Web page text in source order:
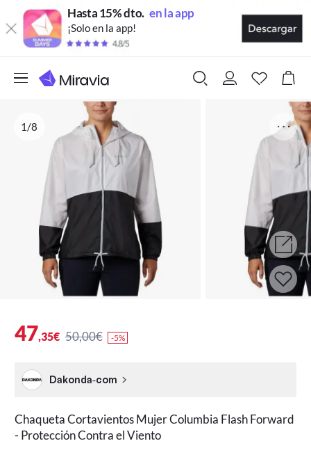
Hasta 15% dto. en la app
¡Solo en la app!
1/8
47,35€ 50,00€ -5%
Dakonda-com
Chaqueta Cortavientos Mujer Columbia Flash Forward
- Protección Contra el Viento